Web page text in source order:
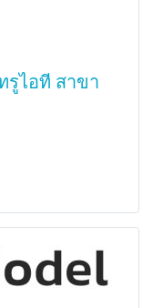
รูไอที สาขา